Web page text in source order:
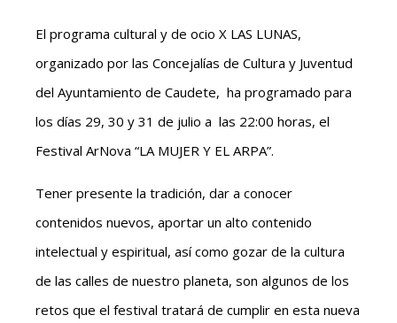
El programa cultural y de ocio X LAS LUNAS,
organizado por las Concejalías de Cultura y Juventud
del Ayuntamiento de Caudete, ha programado para
los días 29, 30 y 31 de julio a las 22:00 horas, el
Festival ArNova “LA MUJER Y EL ARPA”.
Tener presente la tradición, dar a conocer
contenidos nuevos, aportar un alto contenido
intelectual y espiritual, así como gozar de la cultura
de las calles de nuestro planeta, son algunos de los
retos que el festival tratará de cumplir en esta nueva